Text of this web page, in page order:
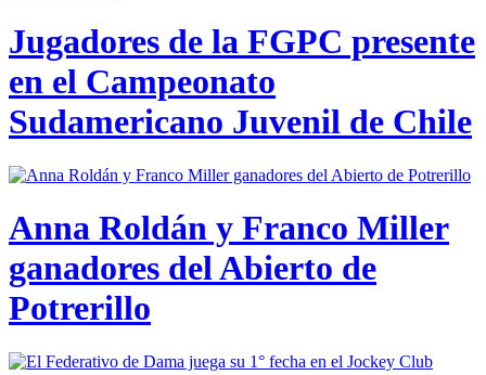
Jugadores de la FGPC presente
en el Campeonato
Sudamericano Juvenil de Chile
Anna Roldán y Franco Miller
ganadores del Abierto de
Potrerillo